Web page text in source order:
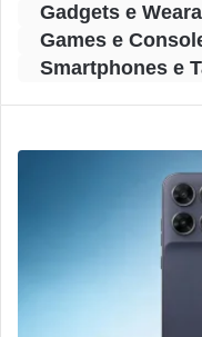
Gadgets e
Games e
Smartphones e